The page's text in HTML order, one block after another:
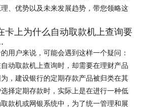
、优势以及未来发展趋势，带您领略这
卡上为什么自动取款机上查询要
用户来说，可能会遇到这样一个疑问：
动取款机上查询时，却需要在理财产品
，建设银行的定期存款产品被归类在其
择定期存款时，实际上是在进行一种低
款机或网银系统中，为了统一管理和展